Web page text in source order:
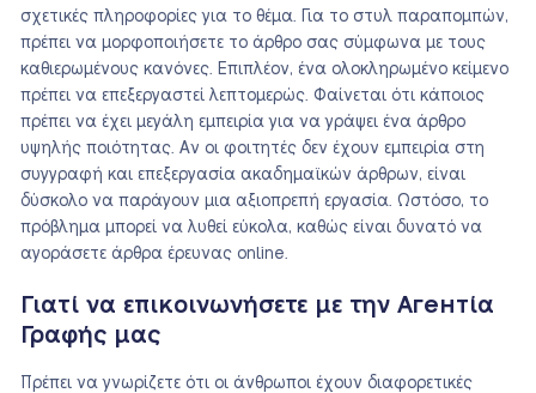
σχετικές πληροφορίες για το θέμα. Για το στυλ παραπομπών,
πρέπει να μορφοποιήσετε το άρθρο σας σύμφωνα με τους
καθιερωμένους κανόνες. Επιπλέον, ένα ολοκληρωμένο κείμενο
πρέπει να επεξεργαστεί λεπτομερώς. Φαίνεται ότι κάποιος
πρέπει να έχει μεγάλη εμπειρία για να γράψει ένα άρθρο
υψηλής ποιότητας. Αν οι φοιτητές δεν έχουν εμπειρία στη
συγγραφή και επεξεργασία ακαδημαϊκών άρθρων, είναι
δύσκολο να παράγουν μια αξιοπρεπή εργασία. Ωστόσο, το
πρόβλημα μπορεί να λυθεί εύκολα, καθώς είναι δυνατό να
αγοράσετε άρθρα έρευνας online.
Γιατί να επικοινωνήσετε με την Αгентία
Γραφής μας
Πρέπει να γνωρίζετε ότι οι άνθρωποι έχουν διαφορετικές